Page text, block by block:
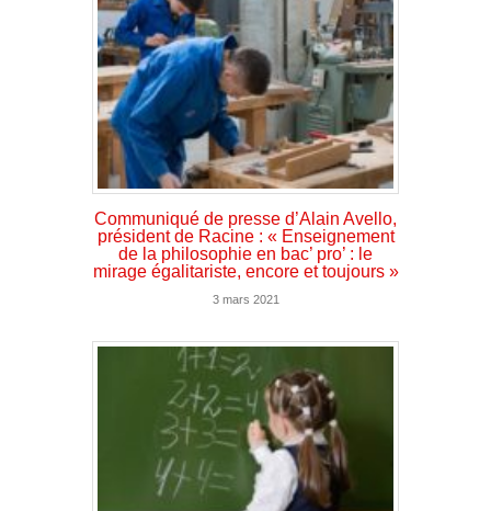
Communiqué de presse d’Alain Avello,
président de Racine : « Enseignement
de la philosophie en bac’ pro’ : le
mirage égalitariste, encore et toujours »
3 mars 2021